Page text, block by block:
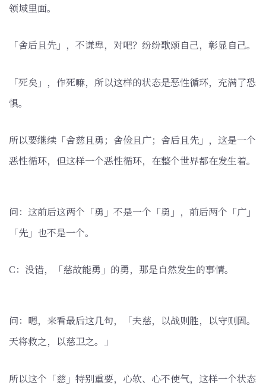
领域里面。
「舍后且先」，不谦卑，对吧？纷纷歌颂自己，彰显自己。
「死矣」，作死嘛，所以这样的状态是恶性循环，充满了恐
惧。
所以要继续「舍慈且勇；舍俭且广；舍后且先」，这是一个
恶性循环，但这样一个恶性循环，在整个世界都在发生着。
问：这前后这两个「勇」不是一个「勇」，前后两个「广」
「先」也不是一个。
C：没错，「慈故能勇」的勇，那是自然发生的事情。
问：嗯，来看最后这几句，「夫慈，以战则胜，以守则固。
天将救之，以慈卫之。」
所以这个「慈」特别重要，心软、心不使气，这样一个状态